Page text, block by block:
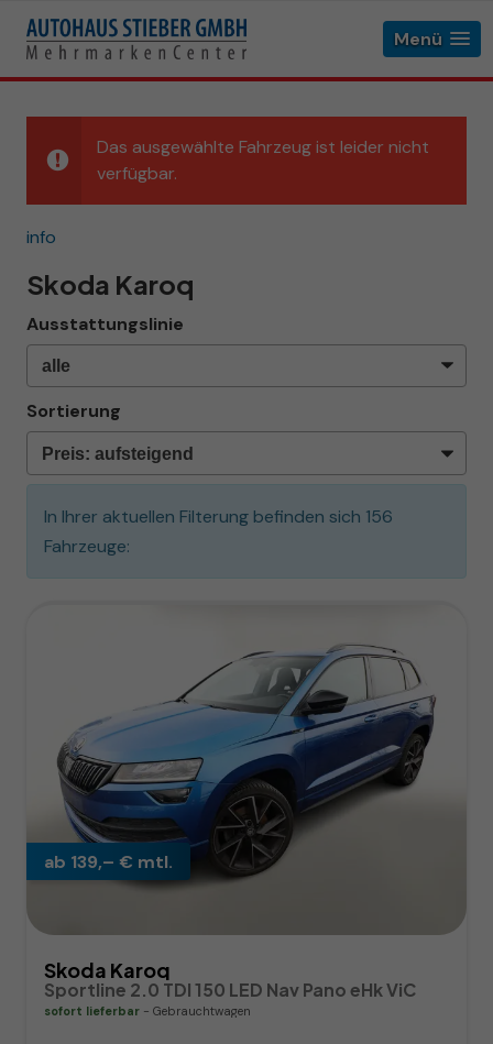
Menü
Das ausgewählte Fahrzeug ist leider nicht
verfügbar.
info
Skoda Karoq
Ausstattungslinie
Sortierung
In Ihrer aktuellen Filterung befinden sich 156
Fahrzeuge:
ab 139,– € mtl.
Skoda Karoq
Sportline 2.0 TDI 150 LED Nav Pano eHk ViC
sofort lieferbar Gebrauchtwagen